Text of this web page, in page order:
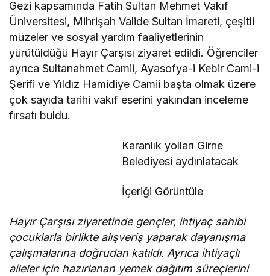
Gezi kapsamında Fatih Sultan Mehmet Vakıf
Üniversitesi, Mihrişah Valide Sultan İmareti, çeşitli
müzeler ve sosyal yardım faaliyetlerinin
yürütüldüğü Hayır Çarşısı ziyaret edildi. Öğrenciler
ayrıca Sultanahmet Camii, Ayasofya-i Kebir Cami-i
Şerifi ve Yıldız Hamidiye Camii başta olmak üzere
çok sayıda tarihi vakıf eserini yakından inceleme
fırsatı buldu.
Karanlık yolları Girne
Belediyesi aydınlatacak
İçeriği Görüntüle
Hayır Çarşısı ziyaretinde gençler, ihtiyaç sahibi
çocuklarla birlikte alışveriş yaparak dayanışma
çalışmalarına doğrudan katıldı. Ayrıca ihtiyaçlı
aileler için hazırlanan yemek dağıtım süreçlerini